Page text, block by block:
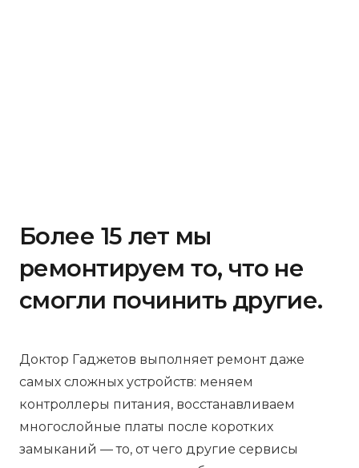
Более 15 лет мы
ремонтируем то, что не
смогли починить другие.
Доктор Гаджетов выполняет ремонт даже
самых сложных устройств: меняем
контроллеры питания, восстанавливаем
многослойные платы после коротких
замыканий — то, от чего другие сервисы